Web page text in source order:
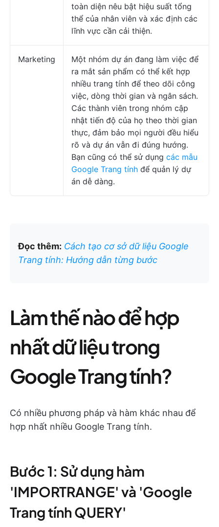
toàn diện nêu bật hiệu suất tổng
thể của nhân viên và xác định các
lĩnh vực cần cải thiện.
Marketing
Một nhóm dự án đang làm việc để
ra mắt sản phẩm có thể kết hợp
nhiều trang tính để theo dõi công
việc, dòng thời gian và ngân sách.
Các thành viên trong nhóm cập
nhật tiến độ của họ theo thời gian
thực, đảm bảo mọi người đều hiểu
rõ và dự án vẫn đi đúng hướng.
Bạn cũng có thể sử dụng các mẫu
Google Trang tính để quản lý dự
án dễ dàng.
Đọc thêm: Cách tạo cơ sở dữ liệu Google
Trang tính: Hướng dẫn từng bước
Làm thế nào để hợp
nhất dữ liệu trong
Google Trang tính?
Có nhiều phương pháp và hàm khác nhau để
hợp nhất nhiều Google Trang tính.
Bước 1: Sử dụng hàm
'IMPORTRANGE' và 'Google
Trang tính QUERY'